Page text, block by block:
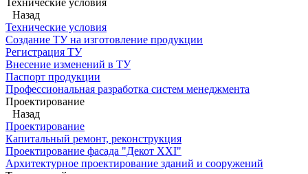
Технические условия
Назад
Технические условия
Создание ТУ на изготовление продукции
Регистрация ТУ
Внесение изменений в ТУ
Паспорт продукции
Профессиональная разработка систем менеджмента
Проектирование
Назад
Проектирование
Капитальный ремонт, реконструкция
Проектирование фасада "Декот XXI"
Архитектурное проектирование зданий и сооружений